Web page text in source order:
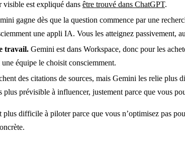
est expliqué dans être trouvé dans ChatGPT.
gagne dès que la question commence par une
une appli IA. Vous les atteignez passivement,
travail. Gemini est dans Workspace, donc pour les
équipe le choisit consciemment.
des citations de sources, mais Gemini les relie plus
prévisible à influencer, justement parce que vous
difficile à piloter parce que vous n’optimisez pas